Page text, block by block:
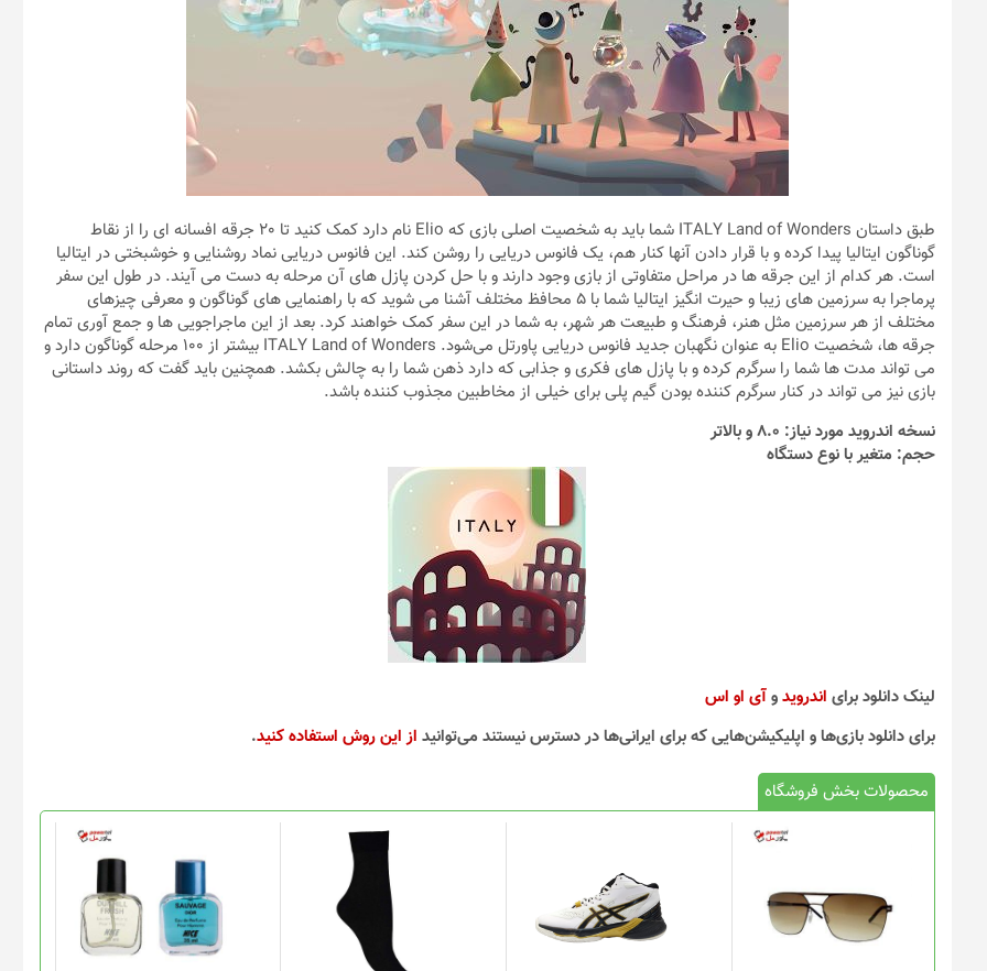
طبق داستان ITALY Land of Wonders شما باید به شخصیت اصلی بازی که Elio نام دارد کمک کنید تا 20 جرقه افسانه ای را از نقاط
گوناگون ایتالیا پیدا کرده و با قرار دادن آنها کنار هم، یک فانوس دریایی را روشن کند. این فانوس دریایی نماد روشنایی و خوشبختی در ایتالیا
است. هر کدام از این جرقه ها در مراحل متفاوتی از بازی وجود دارند و با حل کردن پازل های آن مرحله به دست می آیند. در طول این سفر
پرماجرا به سرزمین های زیبا و حیرت انگیز ایتالیا شما با 5 محافظ مختلف آشنا می شوید که با راهنمایی های گوناگون و معرفی چیزهای
مختلف از هر سرزمین مثل هنر، فرهنگ و طبیعت هر شهر، به شما در این سفر کمک خواهند کرد. بعد از این ماجراجویی ها و جمع آوری تمام
جرقه ها، شخصیت Elio به عنوان نگهبان جدید فانوس دریایی پاورتل می‌شود. ITALY Land of Wonders بیشتر از 100 مرحله گوناگون دارد و
می تواند مدت ها شما را سرگرم کرده و با پازل های فکری و جذابی که دارد ذهن شما را به چالش بکشد. همچنین باید گفت که روند داستانی
بازی نیز می تواند در کنار سرگرم کننده بودن گیم پلی برای خیلی از مخاطبین مجذوب کننده باشد.
نسخه اندروید مورد نیاز: 8.0 و بالاتر
حجم: متغیر با نوع دستگاه
لینک دانلود برای اندرویدوآی او اس
برای دانلود بازی‌ها و اپلیکیشن‌هایی که برای ایرانی‌ها در دسترس نیستند می‌توانید از این روش استفاده کنید.
محصولات بخش فروشگاه
دارای
انواع
مختلفی
این
محصول
دارای
انواع
مختلفی